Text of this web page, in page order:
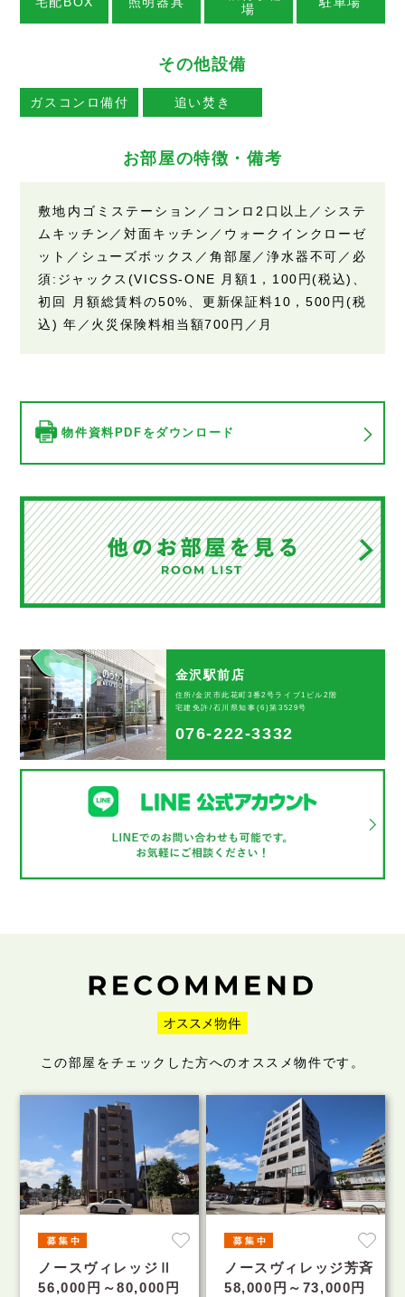
場
その他設備
ガスコンロ備付 追い焚き
お部屋の特徴・備考
敷地内ゴミステーション／コンロ2口以上／システ
ムキッチン／対面キッチン／ウォークインクローゼ
ット／シューズボックス／角部屋／浄水器不可／必
須:ジャックス(VICSS-ONE 月額1，100円(税込)、
初回 月額総賃料の50%、更新保証料10，500円(税
込) 年／火災保険料相当額700円／月
物件資料PDFをダウンロード
金沢駅前店
住所/金沢市此花町3番2号ライブ1ビル2階
宅建免許/石川県知事(6)第3529号
076-222-3332
この部屋をチェックした方へのオススメ物件です。
ノースヴィレッジⅡ
56,000円～80,000円
ノースヴィレッジ芳斉
58,000円～73,000円